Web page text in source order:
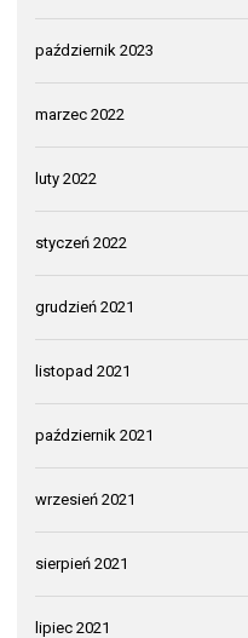
październik 2023
marzec 2022
luty 2022
styczeń 2022
grudzień 2021
listopad 2021
październik 2021
wrzesień 2021
sierpień 2021
lipiec 2021